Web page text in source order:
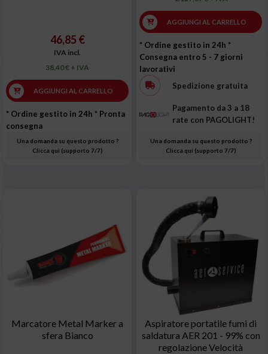
46,85 €
IVA incl.
38,40 € + IVA
AGGIUNGI AL CARRELLO
* Ordine gestito in 24h * Pronta
consegna
Una domanda su questo prodotto ?
Clicca qui (supporto 7/7)
AGGIUNGI AL CARRELLO
* Ordine gestito in 24h *
Consegna entro 5 - 7 giorni
lavorativi
Spedizione gratuita
Pagamento da 3 a 18
rate con PAGOLIGHT!
Una domanda su questo prodotto ?
Clicca qui (supporto 7/7)
Marcatore Metal Marker a
sfera Bianco
Aspiratore portatile fumi di
saldatura AER 201 - 99% con
regolazione Velocità